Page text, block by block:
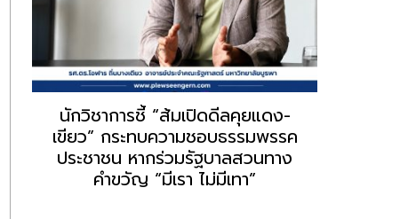
“ธนพร” ชี้หากพรรคประชาชนจับมือ
“แดง-เขียว” เท่ากับทำลายตัวเอง
ผิดคำพูด ทลายศรัทธาฐานเสียง
มองข่าวตั้งรัฐบาลใหม่เป็นเพียง